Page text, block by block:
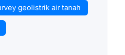
geolistrik air tanah